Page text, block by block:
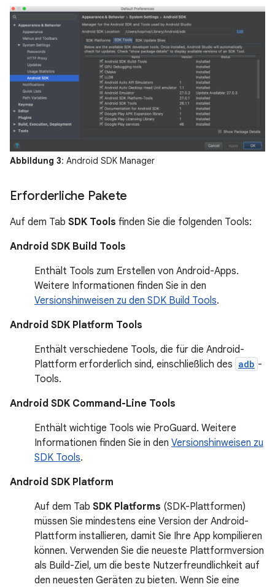
Abbildung 3: Android SDK Manager
Erforderliche Pakete
Auf dem Tab SDK Tools finden Sie die folgenden Tools:
Android SDK Build Tools
Enthält Tools zum Erstellen von Android-Apps.
Weitere Informationen finden Sie in den
Versionshinweisen zu den SDK Build Tools.
Android SDK Platform Tools
Enthält verschiedene Tools, die für die Android-
Plattform erforderlich sind, einschließlich des adb -
Tools.
Android SDK Command-Line Tools
Enthält wichtige Tools wie ProGuard. Weitere
Informationen finden Sie in den Versionshinweisen zu
SDK Tools.
Android SDK Platform
Auf dem Tab SDK Platforms (SDK-Plattformen)
müssen Sie mindestens eine Version der Android-
Plattform installieren, damit Sie Ihre App kompilieren
können. Verwenden Sie die neueste Plattformversion
als Build-Ziel, um die beste Nutzerfreundlichkeit auf
den neuesten Geräten zu bieten. Wenn Sie eine